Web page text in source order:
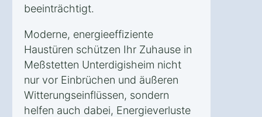
beeinträchtigt.
Moderne, energieeffiziente
Haustüren schützen Ihr Zuhause in
Meßstetten Unterdigisheim nicht
nur vor Einbrüchen und äußeren
Witterungseinflüssen, sondern
helfen auch dabei, Energieverluste